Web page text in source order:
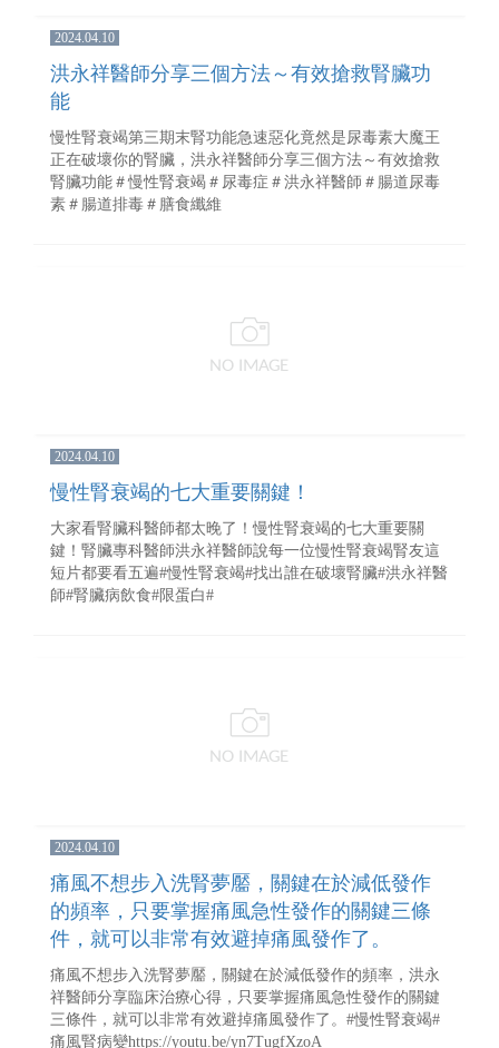
2024.04.10
洪永祥醫師分享三個方法～有效搶救腎臟功
能
慢性腎衰竭第三期末腎功能急速惡化竟然是尿毒素大魔王
正在破壞你的腎臟，洪永祥醫師分享三個方法～有效搶救
腎臟功能＃慢性腎衰竭＃尿毒症＃洪永祥醫師＃腸道尿毒
素＃腸道排毒＃膳食纖維
2024.04.10
慢性腎衰竭的七大重要關鍵！
大家看腎臟科醫師都太晚了！慢性腎衰竭的七大重要關
鍵！腎臟專科醫師洪永祥醫師說每一位慢性腎衰竭腎友這
短片都要看五遍#慢性腎衰竭#找出誰在破壞腎臟#洪永祥醫
師#腎臟病飲食#限蛋白#
2024.04.10
痛風不想步入洗腎夢靨，關鍵在於減低發作
的頻率，只要掌握痛風急性發作的關鍵三條
件，就可以非常有效避掉痛風發作了。
痛風不想步入洗腎夢靨，關鍵在於減低發作的頻率，洪永
祥醫師分享臨床治療心得，只要掌握痛風急性發作的關鍵
三條件，就可以非常有效避掉痛風發作了。#慢性腎衰竭#
痛風腎病變https://youtu.be/yn7TugfXzoA